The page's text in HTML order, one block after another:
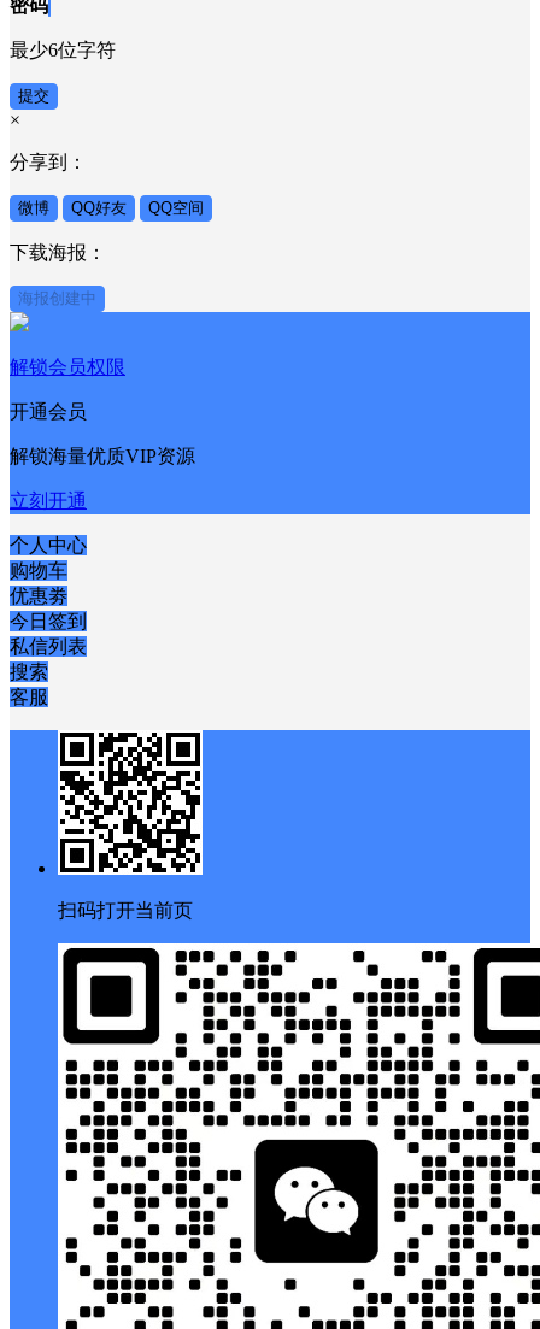
密码
最少6位字符
提交
×
分享到：
微博 QQ好友
下载海报：
海报创建中
解锁会员权限
开通会员
解锁海量优质VIP资源
立刻开通
个人中心
购物车
优惠劵
今日签到
私信列表
搜索
客服
扫码打开当前页